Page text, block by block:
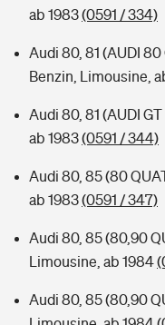
ab 1983(0591 / 334)
Audi 80, 81 (AUDI 80
Benzin, Limousine,
Audi 80, 81 (AUDI
ab 1983(0591 / 344)
Audi 80, 85 (80
ab 1983(0591 / 347)
Audi 80, 85 (80,90
Limousine, ab 1984
Audi 80, 85 (80,90